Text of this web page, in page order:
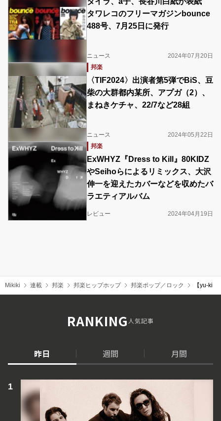
タワレコのフリーマガジンbounce
488号、7月25日に発行
ニュース
2024年07月20日
邦楽
〈TIF2024〉出演者第5弾でBiS、豆
柴の大群都内某所、アプガ（2）、
まねきケチャ、22/7など28組
ニュース
2024年05月22日
邦楽
ExWHYZ『Dress to Kill』80KIDZ
やSeihoらによるリミックス、大沢
伸一を迎えたカバーなどを収めたバ
ラエティアルバム
レビュー 2024年04月19日
Mikiki 連載 邦楽 邦楽ヒップホップ 邦楽ポップ／ロック 【yu-ki
RANKING人気記事
昨日 週間 月間